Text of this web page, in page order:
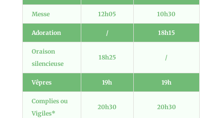
Messe 12h05 10h30
Adoration / 18h15
Oraison
silencieuse
18h25 /
Vêpres 19h 19h
Complies ou
Vigiles*
20h30 20h30